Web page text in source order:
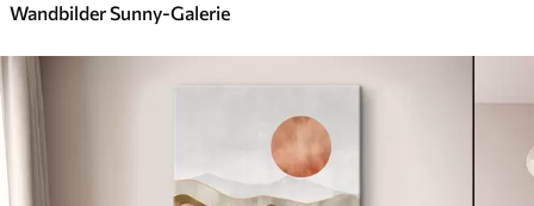
Wandbilder Sunny-Galerie